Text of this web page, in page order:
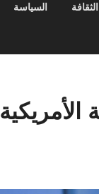
الثقافة السياسة
الأمريكية